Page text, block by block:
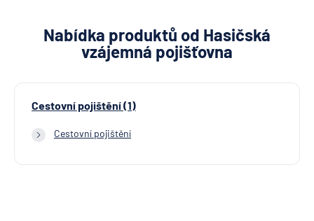
Nabídka produktů od Hasičská
vzájemná pojišťovna
Cestovní pojištění (1)
Cestovní pojištění